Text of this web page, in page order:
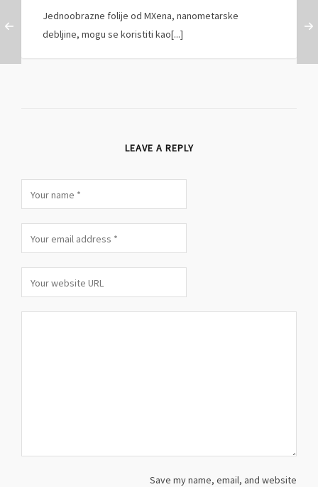
Jednoobrazne folije od MXena, nanometarske
debljine, mogu se koristiti kao[...]
LEAVE A REPLY
Save my name, email, and website